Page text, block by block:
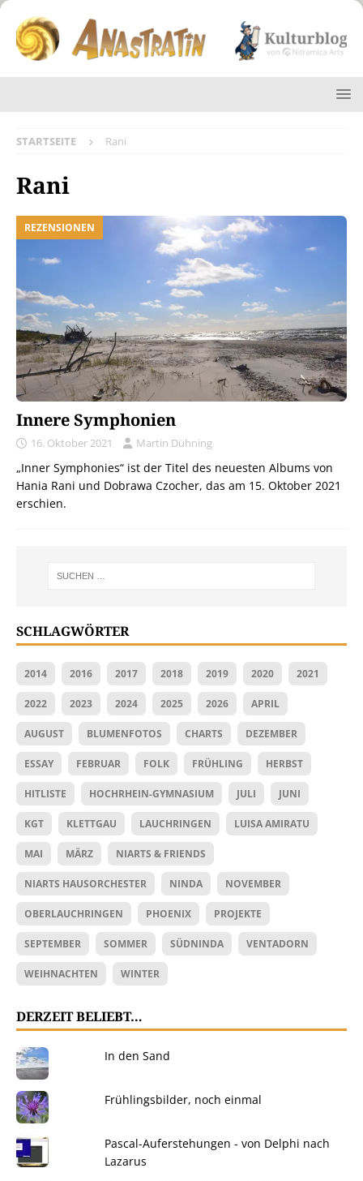
STARTSEITE Rani
Rani
REZENSIONEN
Innere Symphonien
16. Oktober 2021 Martin Dühning
„Inner Symphonies“ ist der Titel des neuesten Albums von
Hania Rani und Dobrawa Czocher, das am 15. Oktober 2021
erschien.
SCHLAGWÖRTER
2014 2016 2017 2018 2019 2020 2021
2022 2023 2024 2025 2026 APRIL
AUGUST BLUMENFOTOS CHARTS DEZEMBER
ESSAY FEBRUAR FOLK FRÜHLING HERBST
HITLISTE HOCHRHEIN-GYMNASIUM JULI JUNI
KGT KLETTGAU LAUCHRINGEN LUISA AMIRATU
MAI MÄRZ NIARTS & FRIENDS
NIARTS HAUSORCHESTER NINDA NOVEMBER
OBERLAUCHRINGEN PHOENIX PROJEKTE
SEPTEMBER SOMMER SÜDNINDA VENTADORN
WEIHNACHTEN WINTER
DERZEIT BELIEBT…
In den Sand
Frühlingsbilder, noch einmal
Pascal-Auferstehungen - von Delphi nach
Lazarus